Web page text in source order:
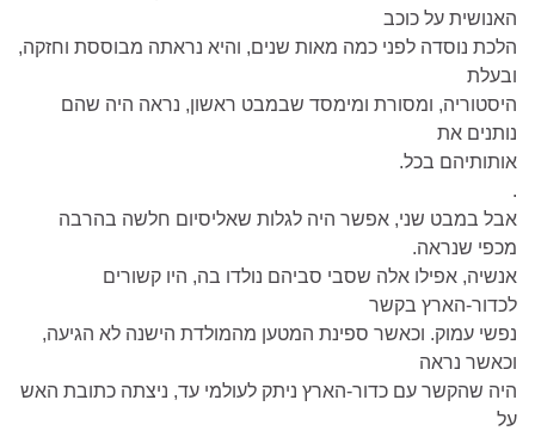
האנושית על כוכב
הלכת נוסדה לפני כמה מאות שנים, והיא נראתה מבוססת וחזקה,
ובעלת
היסטוריה, ומסורת ומימסד שבמבט ראשון, נראה היה שהם
נותנים את
אותותיהם בכל.
.
אבל במבט שני, אפשר היה לגלות שאליסיום חלשה בהרבה
מכפי שנראה.
אנשיה, אפילו אלה שסבי סביהם נולדו בה, היו קשורים
לכדור-הארץ בקשר
נפשי עמוק. וכאשר ספינת המטען מהמולדת הישנה לא הגיעה,
וכאשר נראה
היה שהקשר עם כדור-הארץ ניתק לעולמי עד, ניצתה כתובת האש
על